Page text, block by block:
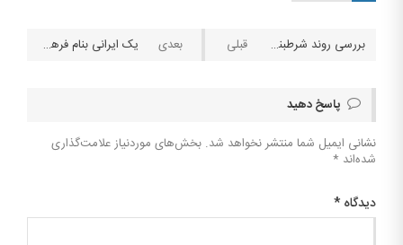
بررسی روند شرطبندی یک ایرانی بنام فرهاد فرهادی‌ امینه، برنده یک جایزه بزرگ لاتاری در کانادا شده. موقع دریافت جایزه به فرهاد دو گزینه ارائه شده:
پاسخ دهید
نشانی ایمیل شما منتشر نخواهد شد. بخش‌های موردنیاز علامت‌گذاری
شده‌اند *
دیدگاه *